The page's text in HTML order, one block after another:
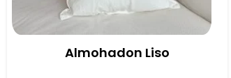
Almohadon Liso